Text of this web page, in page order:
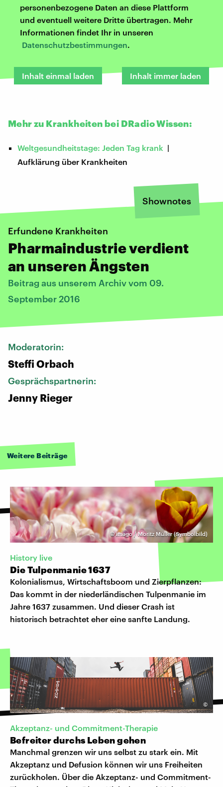
personenbezogene Daten an diese Plattform
und eventuell weitere Dritte übertragen. Mehr
Informationen findet Ihr in unseren
Datenschutzbestimmungen.
Inhalt einmal laden Inhalt immer laden
Mehr zu Krankheiten bei DRadio Wissen:
Weltgesundheitstage: Jeden Tag krank |
Aufklärung über Krankheiten
Shownotes
Erfundene Krankheiten
Pharmaindustrie verdient
an unseren Ängsten
Beitrag aus unserem Archiv vom 09.
September 2016
Moderatorin:
Steffi Orbach
Gesprächspartnerin:
Jenny Rieger
Weitere Beiträge
©imago / Moritz Müller (Symbolbild)
History live
Die Tulpenmanie 1637
Kolonialismus, Wirtschaftsboom und Zierpflanzen:
Das kommt in der niederländischen Tulpenmanie im
Jahre 1637 zusammen. Und dieser Crash ist
historisch betrachtet eher eine sanfte Landung.
©
Akzeptanz- und Commitment-Therapie
Befreiter durchs Leben gehen
Manchmal grenzen wir uns selbst zu stark ein. Mit
Akzeptanz und Defusion können wir uns Freiheiten
zurückholen. Über die Akzeptanz- und Commitment-